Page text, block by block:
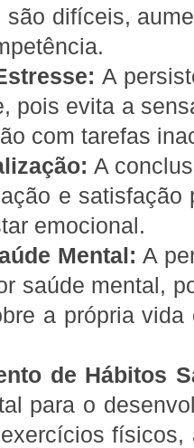
são difíceis,
A
pois evita a
com tarefas
A
e satisfação
emocional.
Mental: A
saúde mental,
a própria
de Hábitos
para o
físicos,